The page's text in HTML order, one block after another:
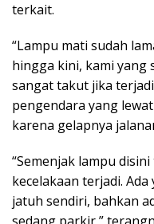
terkait.
“Lampu mati sudah
hingga kini, kami yang
sangat takut jika
pengendara yang
karena gelapnya
“Semenjak lampu
kecelakaan terjadi.
jatuh sendiri, bahkan